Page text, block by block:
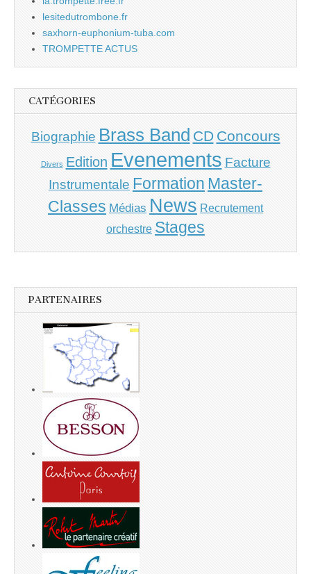
lesitedutrombone.fr
saxhorn-euphonium-tuba.com
TROMPETTE ACTUS
CATÉGORIES
Biographie Brass Band CD Concours
Divers Edition Evenements Facture
Instrumentale Formation Master-
Classes Médias News Recrutement
orchestre Stages
PARTENAIRES